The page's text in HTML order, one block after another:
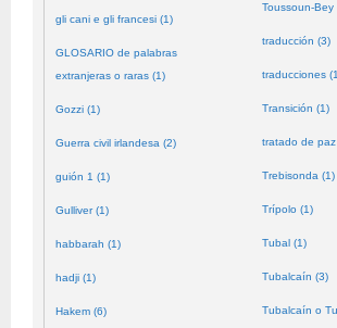
gli cani e gli francesi (1)
GLOSARIO de palabras
extranjeras o raras (1)
Gozzi (1)
Guerra civil irlandesa (2)
guión 1 (1)
Gulliver (1)
habbarah (1)
hadji (1)
Hakem (6)
Toussoun-Bey
traducción (3)
traducciones
Transición (1)
tratado de paz
Trebisonda (1)
Trípolo (1)
Tubal (1)
Tubalcaín (3)
Tubalcaín o